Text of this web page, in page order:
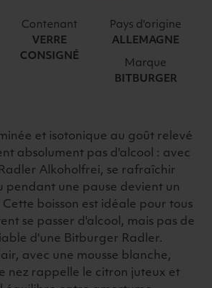
6x33cl
Contenant
VERRE
CONSIGNÉ
Pays d'origine
ALLEMAGNE
Marque
BITBURGER
et isotonique au goût relevé
absolument pas d'alcool : avec
Alkoholfrei, se rafraîchir
pendant une pause devient un
boisson est idéale pour tous
se passer d'alcool, mais pas de
d'une Bitburger Radler.
avec une mousse blanche,
nez rappelle le citron juteux et